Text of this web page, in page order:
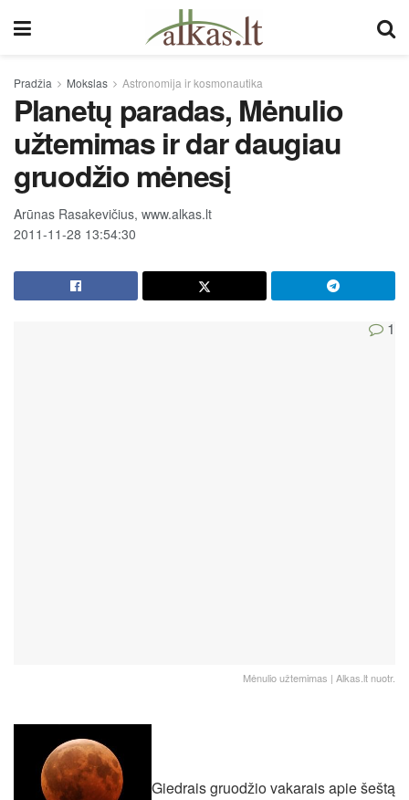
Pradžia Mokslas Astronomija ir kosmonautika
Planetų paradas, Mėnulio
užtemimas ir dar daugiau
gruodžio mėnesį
Arūnas Rasakevičius, www.alkas.lt
2011-11-28 13:54:30
1
Mėnulio užtemimas | Alkas.lt nuotr.
Giedrais gruodžio vakarais apie šeštą